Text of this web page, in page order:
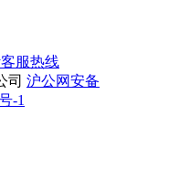
客服热线
司 沪公网安备
-1